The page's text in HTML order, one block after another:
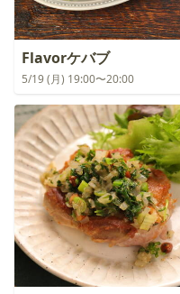
Flavorケバブ
5/19 (月) 19:00〜20:00